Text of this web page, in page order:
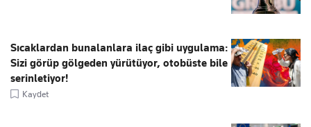
Sıcaklardan bunalanlara ilaç gibi uygulama:
Sizi görüp gölgeden yürütüyor, otobüste bile
serinletiyor!
Kaydet